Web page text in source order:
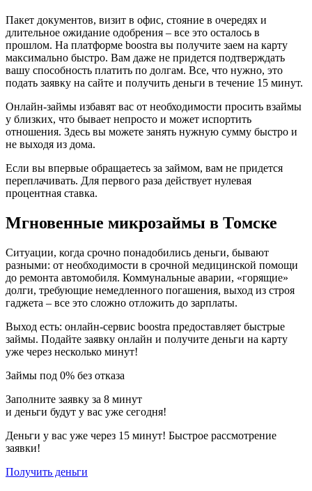
Пакет документов, визит в офис, стояние в очередях и
длительное ожидание одобрения – все это осталось в
прошлом. На платформе boostra вы получите заем на карту
максимально быстро. Вам даже не придется подтверждать
вашу способность платить по долгам. Все, что нужно, это
подать заявку на сайте и получить деньги в течение 15 минут.
Онлайн-займы избавят вас от необходимости просить взаймы
у близких, что бывает непросто и может испортить
отношения. Здесь вы можете занять нужную сумму быстро и
не выходя из дома.
Если вы впервые обращаетесь за займом, вам не придется
переплачивать. Для первого раза действует нулевая
процентная ставка.
Мгновенные микрозаймы в Томске
Ситуации, когда срочно понадобились деньги, бывают
разными: от необходимости в срочной медицинской помощи
до ремонта автомобиля. Коммунальные аварии, «горящие»
долги, требующие немедленного погашения, выход из строя
гаджета – все это сложно отложить до зарплаты.
Выход есть: онлайн-сервис boostra предоставляет быстрые
займы. Подайте заявку онлайн и получите деньги на карту
уже через несколько минут!
Займы под 0% без отказа
Заполните заявку за 8 минут
и деньги будут у вас уже сегодня!
Деньги у вас уже через 15 минут! Быстрое рассмотрение
заявки!
Получить деньги